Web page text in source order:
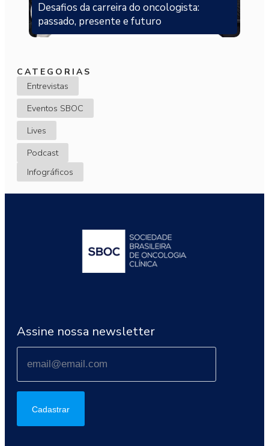
Desafios da carreira do oncologista:
passado, presente e futuro
CATEGORIAS
Entrevistas
Eventos SBOC
Lives
Podcast
Infográficos
Assine nossa newsletter
Cadastrar